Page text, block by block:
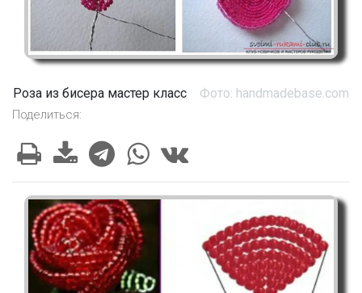
Роза из бисера мастер класс Фото: handmadebase.com
Поделиться: